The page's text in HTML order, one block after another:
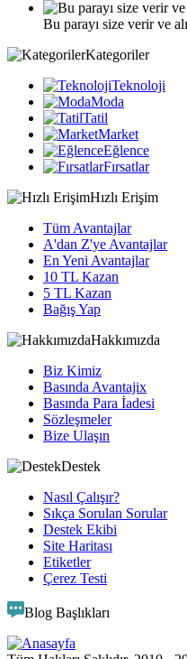
Bu parayı size verir ve
Kategoriler
Teknoloji
Moda
Tatil
Market
Eğlence
Fırsatlar
Hızlı Erişim
Tüm Avantajlar
A'dan Z'ye Avantajlar
En Yeni Avantajlar
10 TL Kazan
5 TL Kazan
Bağış Yap
Hakkımızda
Biz Kimiz
Basında Avantajix
Basında Para İadesi
Sözleşmeler
Bize Ulaşın
Destek
Nasıl Çalışır?
Sıkça Sorulan Sorular
Destek Ekibi
Site Haritası
Etiketler
Çerez Testi
Blog Başlıkları